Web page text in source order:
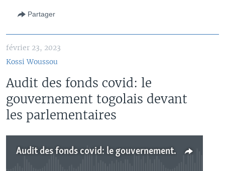
Partager
février 23, 2023
Kossi Woussou
Audit des fonds covid: le
gouvernement togolais devant
les parlementaires
Audit des fonds covid: le gouvernement togolais devant les parlementaires